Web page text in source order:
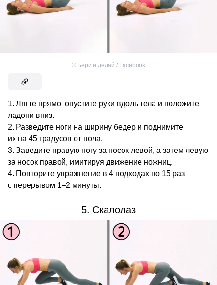
© Бери и делай / Facebook
Лягте прямо, опустите руки вдоль тела и положите
ладони вниз.
Разведите ноги на ширину бедер и поднимите
их на 45 градусов от пола.
Заведите правую ногу за носок левой, а затем левую
за носок правой, имитируя движение ножниц.
Повторите упражнение в 4 подходах по 15 раз
с перерывом 1–2 минуты.
5. Скалолаз